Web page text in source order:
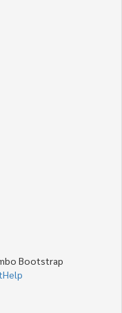
Bootstrap